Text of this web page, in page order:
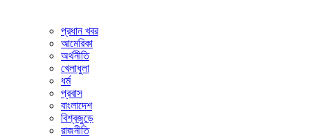
প্রধান খবর
আমেরিকা
অর্থনীতি
খেলাধুলা
ধর্ম
প্রবাস
বাংলাদেশ
বিশ্বজুড়ে
রাজনীতি